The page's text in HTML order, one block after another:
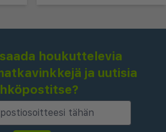
houkuttelevia
ja uutisia